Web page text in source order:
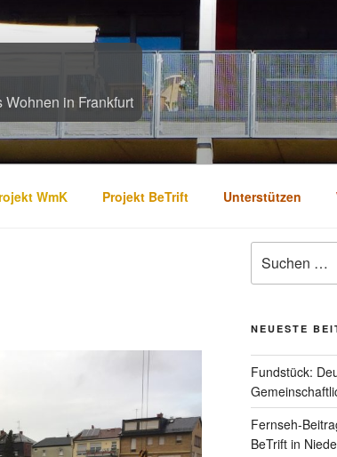
in Frankfurt
WmK Projekt BeTrift Unterstützen
nach:
NEUESTE
Fundstück:
Fernseh-
BeTrift in